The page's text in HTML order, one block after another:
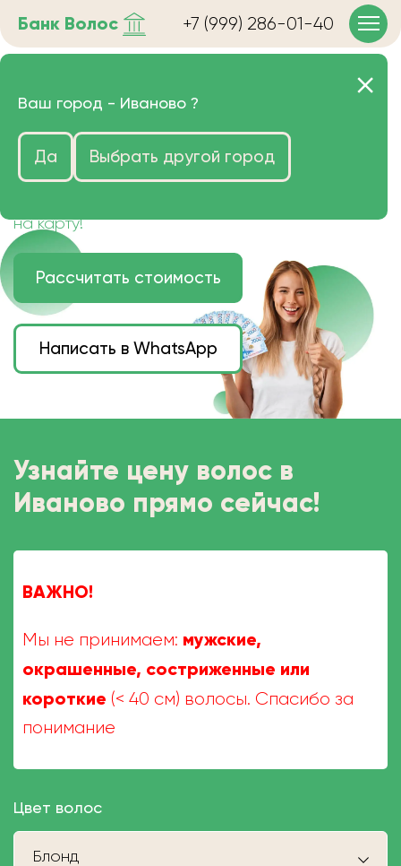
Банк Волос +7 (999) 286-01-40
Продать волосы в Иваново
очень дорого
Цена зависит от длины, цвета и структуры
на карту!
Рассчитать стоимость
Написать в WhatsApp
Узнайте цену волос в
Иваново прямо сейчас!
ВАЖНО!
Мы не принимаем: мужские,
окрашенные, состриженные или
короткие (< 40 см) волосы. Спасибо за
понимание
Цвет волос
Блонд
Ваш город - Иваново ?
Да Выбрать другой город